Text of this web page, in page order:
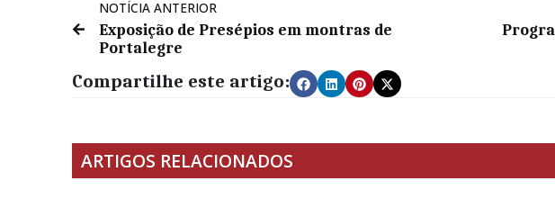
NOTÍCIA ANTERIOR
Exposição de Presépios em montras de
Portalegre
Compartilhe este artigo:
ARTIGOS RELACIONADOS